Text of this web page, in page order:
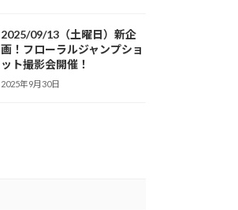
2025/09/13（土曜日）新企
画！フローラルジャンプショ
ット撮影会開催！
2025年9月30日